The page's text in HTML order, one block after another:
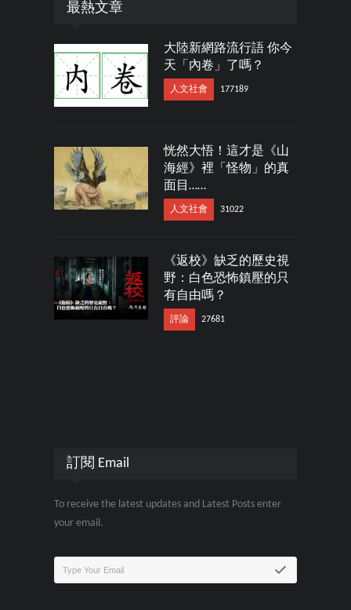
最熱文章
大陸新網路流行語 你今
天「內卷」了嗎？
人文社會 177189
恍然大悟！這才是《山
海經》裡「怪物」的真
面目……
人文社會 31022
《返校》缺乏的歷史視
野：白色恐怖鎮壓的只
有自由嗎？
評論 27681
訂閱 Email
To receive the latest updates and Latest Posts enter
your email.